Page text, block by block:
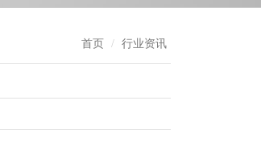
首页 行业资讯